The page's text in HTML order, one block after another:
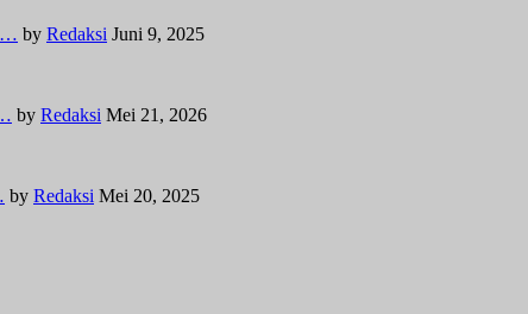
by Redaksi Juni 9, 2025
by Redaksi Mei 21, 2026
by Redaksi Mei 20, 2025